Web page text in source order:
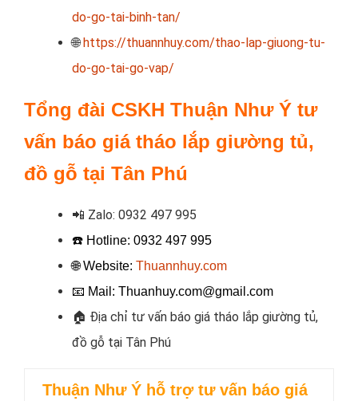
do-go-tai-binh-tan/
🌐https://thuannhuy.com/thao-lap-giuong-tu-
do-go-tai-go-vap/
Tổng đài CSKH Thuận Như Ý tư
vấn báo giá tháo lắp giường tủ,
đồ gỗ tại Tân Phú
📲 Zalo: 0932 497 995
☎️ Hotline: 0932 497 995
🌐 Website: Thuannhuy.com
📧 Mail: Thuanhuy.com@gmail.com
🏠 Địa chỉ tư vấn báo giá tháo lắp giường tủ,
đồ gỗ tại Tân Phú
Thuận Như Ý hỗ trợ tư vấn báo giá